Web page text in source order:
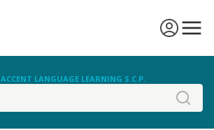
ACCENT LANGUAGE LEARNING S.C.P.